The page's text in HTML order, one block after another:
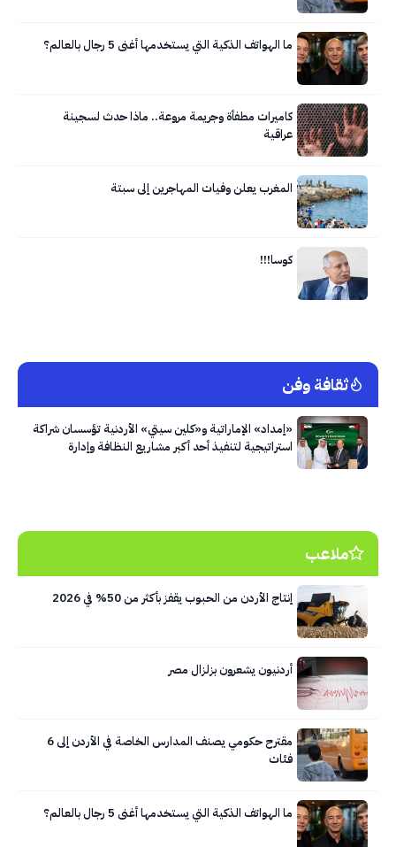
ما الهواتف الذكية التي يستخدمها أغنى 5 رجال بالعالم؟
كاميرات مطفأة وجريمة مروعة.. ماذا حدث لسجينة
عراقية
المغرب يعلن وفيات المهاجرين إلى سبتة
كوسا!!!
ثقافة وفن
«إمداد» الإماراتية و«كلين سيتي» الأردنية تؤسسان شراكة
استراتيجية لتنفيذ أحد أكبر مشاريع النظافة وإدارة
ملاعب
إنتاج الأردن من الحبوب يقفز بأكثر من 50% في 2026
أردنيون يشعرون بزلزال مصر
مقترح حكومي يصنف المدارس الخاصة في الأردن إلى 6
فئات
ما الهواتف الذكية التي يستخدمها أغنى 5 رجال بالعالم؟